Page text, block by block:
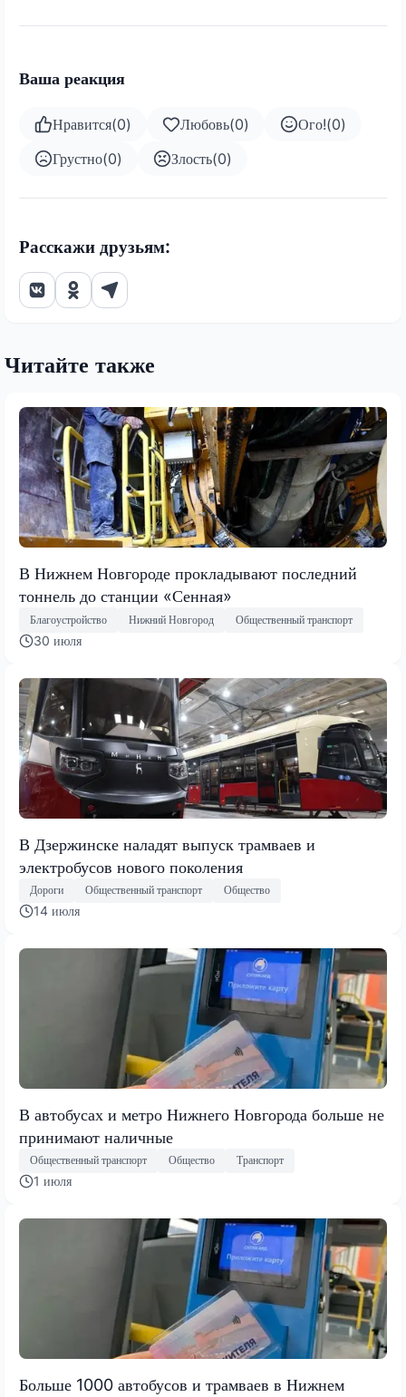
Ваша реакция
Нравится(0) Любовь(0) Ого!(0)
Грустно(0) Злость(0)
Расскажи друзьям:
Читайте также
В Нижнем Новгороде прокладывают последний
тоннель до станции «Сенная»
Благоустройство Нижний Новгород Общественный транспорт
30 июля
В Дзержинске наладят выпуск трамваев и
электробусов нового поколения
Дороги Общественный транспорт Общество
14 июля
В автобусах и метро Нижнего Новгорода больше не
принимают наличные
Общественный транспорт Общество Транспорт
1 июля
Больше 1000 автобусов и трамваев в Нижнем